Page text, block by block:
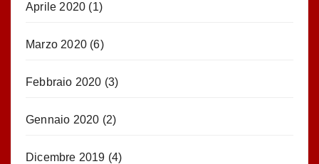
Aprile 2020 (1)
Marzo 2020 (6)
Febbraio 2020 (3)
Gennaio 2020 (2)
Dicembre 2019 (4)